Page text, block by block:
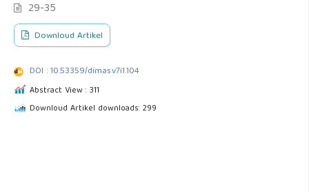
29-35
Downloud Artikel
DOI : 10.53359/dimas.v7i1.104
Abstract View : 311
Downloud Artikel downloads: 299